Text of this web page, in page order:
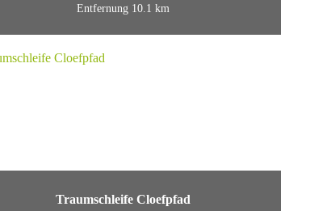
Entfernung 10.1 km
Traumschleife Cloefpfad